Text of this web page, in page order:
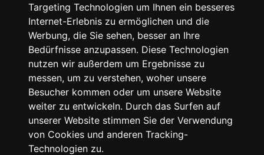
Targeting Technologien um Ihnen ein besseres
Internet-Erlebnis zu ermöglichen und die
Werbung, die Sie sehen, besser an Ihre
Bedürfnisse anzupassen. Diese Technologien
nutzen wir außerdem um Ergebnisse zu
messen, um zu verstehen, woher unsere
Besucher kommen oder um unsere Website
weiter zu entwickeln. Durch das Surfen auf
unserer Website stimmen Sie der Verwendung
von Cookies und anderen Tracking-
Technologien zu.